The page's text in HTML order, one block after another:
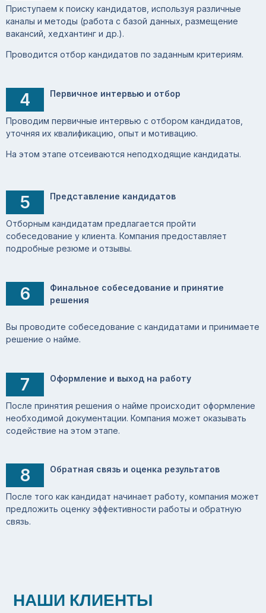
Приступаем к поиску кандидатов, используя различные
каналы и методы (работа с базой данных, размещение
вакансий, хедхантинг и др.).
Проводится отбор кандидатов по заданным критериям.
4 Первичное интервью и отбор
Проводим первичные интервью с отбором кандидатов,
уточняя их квалификацию, опыт и мотивацию.
На этом этапе отсеиваются неподходящие кандидаты.
5 Представление кандидатов
Отборным кандидатам предлагается пройти
собеседование у клиента. Компания предоставляет
подробные резюме и отзывы.
6
Финальное собеседование и принятие
решения
Вы проводите собеседование с кандидатами и принимаете
решение о найме.
7 Оформление и выход на работу
После принятия решения о найме происходит оформление
необходимой документации. Компания может оказывать
содействие на этом этапе.
8 Обратная связь и оценка результатов
После того как кандидат начинает работу, компания может
предложить оценку эффективности работы и обратную
связь.
НАШИ КЛИЕНТЫ